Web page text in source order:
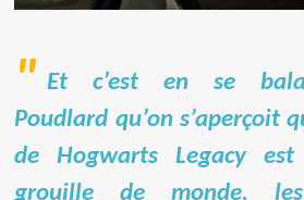
Et c’est en se
Poudlard qu’on s’aperçoit
de Hogwarts Legacy
grouille de monde,